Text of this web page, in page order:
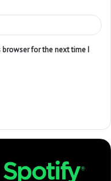
browser for the next time I